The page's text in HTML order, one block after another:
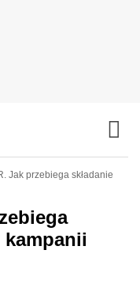
Jak przebiega składanie
kampanii